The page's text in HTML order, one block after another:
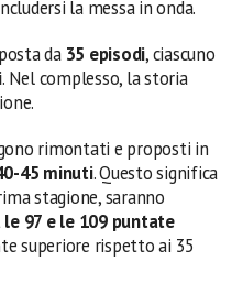
la messa in onda.
da 35 episodi, ciascuno
. Nel complesso, la storia
rimontati e proposti in
45 minuti. Questo significa
stagione, saranno
97 e le 109 puntate
superiore rispetto ai 35